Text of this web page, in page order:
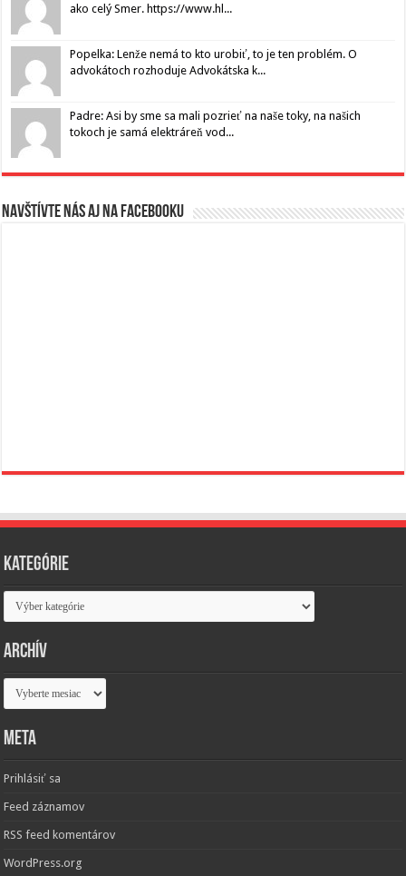
ako celý Smer. https://www.hl...
Popelka: Lenže nemá to kto urobiť, to je ten problém. O
advokátoch rozhoduje Advokátska k...
Padre: Asi by sme sa mali pozrieť na naše toky, na našich
tokoch je samá elektráreň vod...
Navštívte nás aj na Facebooku
Kategórie
Kategórie
Archív
Archív
Meta
Prihlásiť sa
Feed záznamov
RSS feed komentárov
WordPress.org